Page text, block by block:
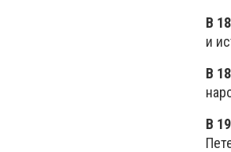
В
и
В
В